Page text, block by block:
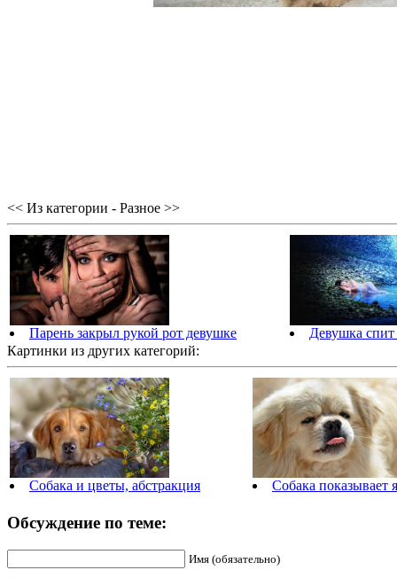
<< Из категории - Разное >>
Парень закрыл рукой рот девушке
Девушка спит
Картинки из других категорий:
Собака и цветы, абстракция Собака показывает
Обсуждение по теме:
Имя (обязательно)